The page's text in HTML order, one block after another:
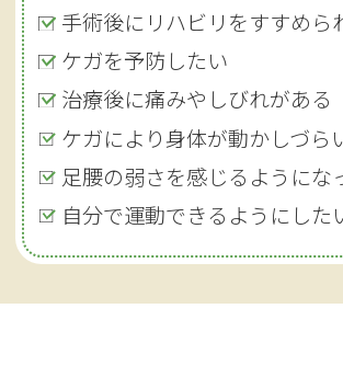
手術後にリハビリをすすめら
ケガを予防したい
治療後に痛みやしびれがある
ケガにより身体が動かしづら
足腰の弱さを感じるようにな
自分で運動できるようにした